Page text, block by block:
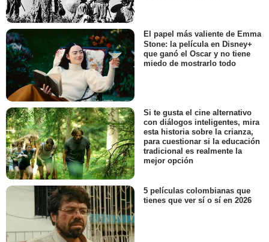
El papel más valiente de Emma
Stone: la película en Disney+
que ganó el Oscar y no tiene
miedo de mostrarlo todo
Si te gusta el cine alternativo
con diálogos inteligentes, mira
esta historia sobre la crianza,
para cuestionar si la educación
tradicional es realmente la
mejor opción
5 películas colombianas que
tienes que ver sí o sí en 2026